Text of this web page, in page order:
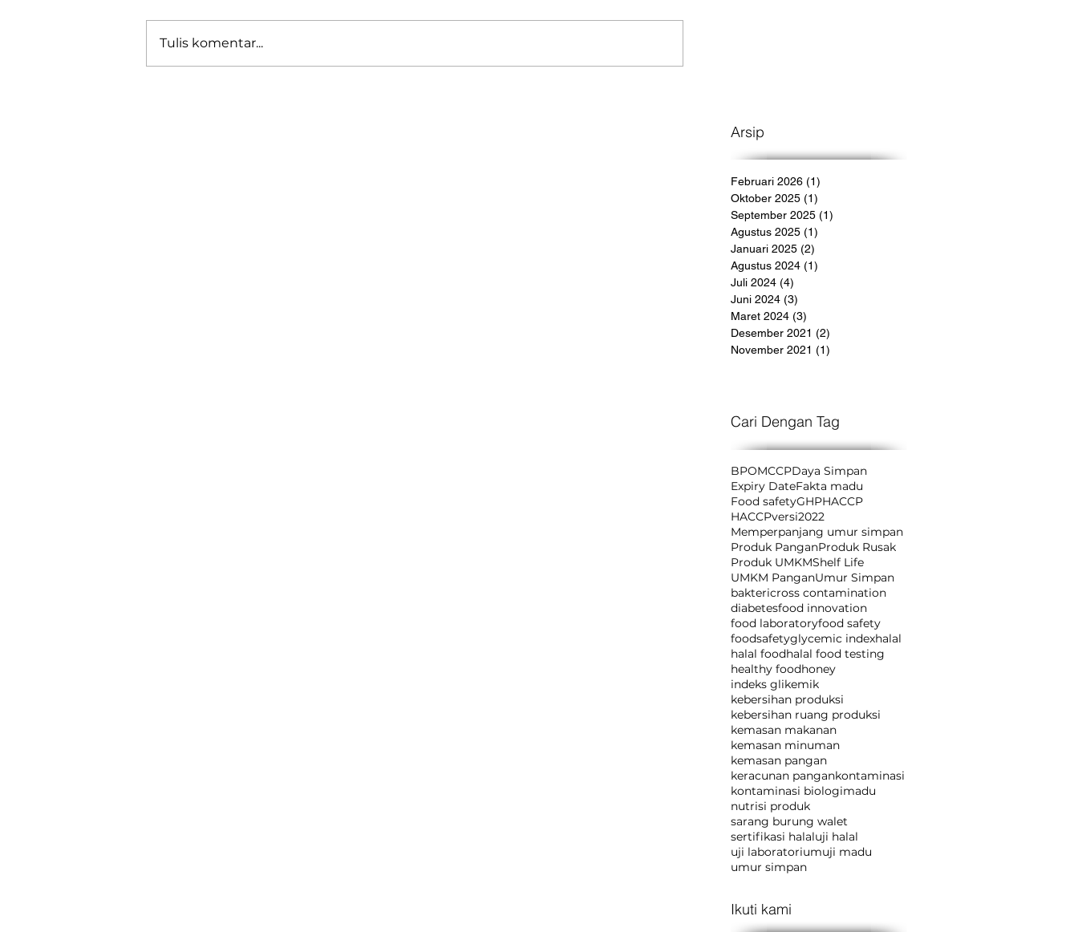
Tulis komentar...
Arsip
Februari 2026 (1)
Oktober 2025 (1)
September 2025 (1)
Agustus 2025 (1)
Januari 2025 (2)
Agustus 2024 (1)
Juli 2024 (4)
Juni 2024 (3)
Maret 2024 (3)
Desember 2021 (2)
November 2021 (1)
Cari Dengan Tag
BPOMCCPDaya Simpan
Expiry DateFakta madu
Food safetyGHPHACCP
HACCPversi2022
Memperpanjang umur simpan
Produk PanganProduk Rusak
Produk UMKMShelf Life
UMKM PanganUmur Simpan
baktericross contamination
diabetesfood innovation
food laboratoryfood safety
foodsafetyglycemic indexhalal
halal foodhalal food testing
healthy foodhoney
indeks glikemik
kebersihan produksi
kebersihan ruang produksi
kemasan makanan
kemasan minuman
kemasan pangan
keracunan pangankontaminasi
kontaminasi biologimadu
nutrisi produk
sarang burung walet
sertifikasi halaluji halal
uji laboratoriumuji madu
umur simpan
Ikuti kami